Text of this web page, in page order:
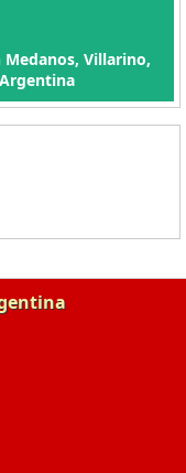
Medanos, Villarino,